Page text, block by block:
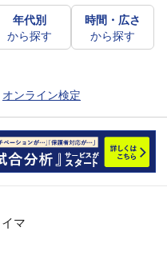
年代別
から探す
時間・広さ
から探す
オンライン検定
マ